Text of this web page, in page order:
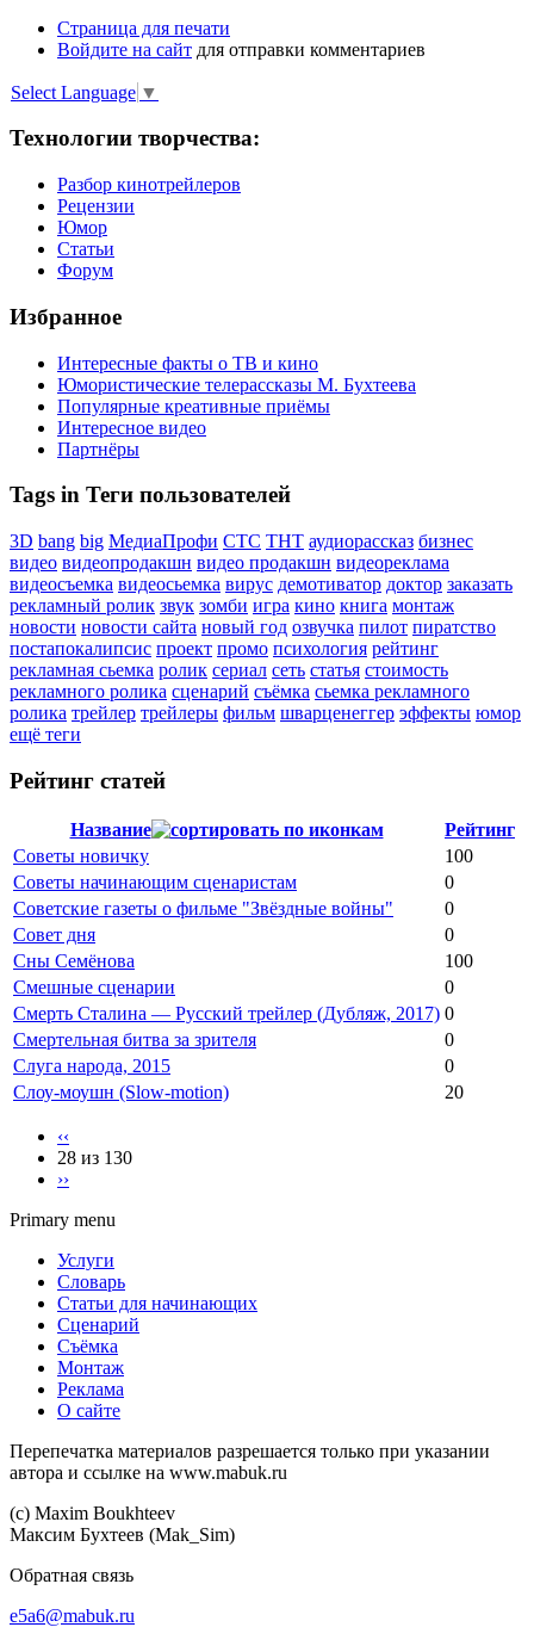
Страница для печати
Войдите на сайт для отправки комментариев
Select Language ▼
Технологии творчества:
Разбор кинотрейлеров
Рецензии
Юмор
Статьи
Форум
Избранное
Интересные факты о ТВ и кино
Юмористические телерассказы М. Бухтеева
Популярные креативные приёмы
Интересное видео
Партнёры
Tags in Теги пользователей
3D bang big МедиаПрофи СТС ТНТ аудиорассказ бизнес
видео видеопродакшн видео продакшн видеореклама
видеосъемка видеосьемка вирус демотиватор доктор заказать
рекламный ролик звук зомби игра кино книга монтаж
новости новости сайта новый год озвучка пилот пиратство
постапокалипсис проект промо психология рейтинг
рекламная сьемка ролик сериал сеть статья стоимость
рекламного ролика сценарий съёмка сьемка рекламного
ролика трейлер трейлеры фильм шварценеггер эффекты юмор
ещё теги
Рейтинг статей
Название
Рейтинг
Советы новичку
100
Советы начинающим сценаристам
0
Советские газеты о фильме "Звёздные войны"
0
Совет дня
0
Сны Семёнова
100
Смешные сценарии
0
Смерть Сталина — Русский трейлер (Дубляж, 2017) 0
Смертельная битва за зрителя
0
Слуга народа, 2015
0
Слоу-моушн (Slow-motion)
20
‹‹
28 из 130
››
Primary menu
Услуги
Словарь
Статьи для начинающих
Сценарий
Съёмка
Монтаж
Реклама
О сайте
Перепечатка материалов разрешается только при указании
автора и ссылке на www.mabuk.ru
(c) Maхim Boukhteev
Максим Бухтеев (Mak_Sim)
Обратная связь
e5a6@mabuk.ru